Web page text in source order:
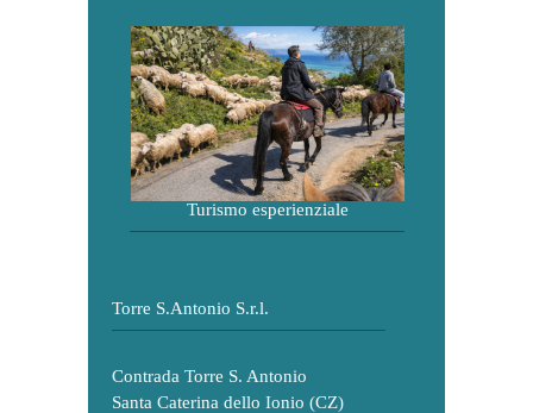
Turismo esperienziale
Torre S.Antonio S.r.l.
Contrada Torre S. Antonio
Santa Caterina dello Ionio (CZ)